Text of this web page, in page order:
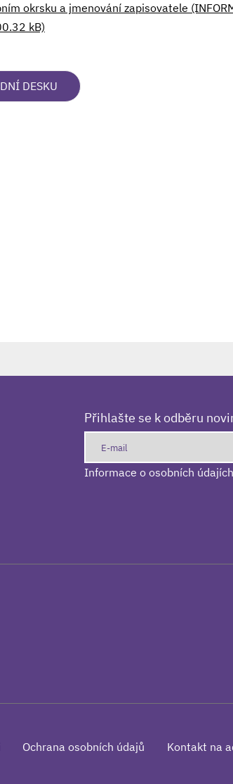
okrsku a jmenování zapisovatele
kB)
DESKU
Přihlašte se k odběru
Informace o osobních údajích
Ochrana osobních údajů Kontakt na